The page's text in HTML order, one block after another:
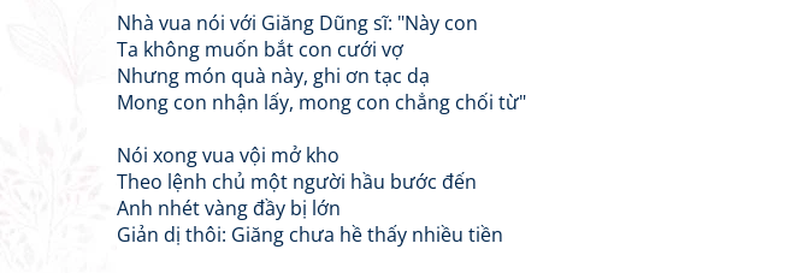
Nhà vua nói với Giăng Dũng sĩ: "Này con
Ta không muốn bắt con cưới vợ
Nhưng món quà này, ghi ơn tạc dạ
Mong con nhận lấy, mong con chẳng chối từ"
Nói xong vua vội mở kho
Theo lệnh chủ một người hầu bước đến
Anh nhét vàng đầy bị lớn
Giản dị thôi: Giăng chưa hề thấy nhiều tiền